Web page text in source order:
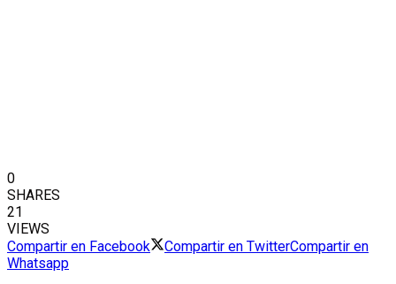
0
SHARES
21
VIEWS
Compartir en Facebook
Compartir en TwitterCompartir en
Whatsapp